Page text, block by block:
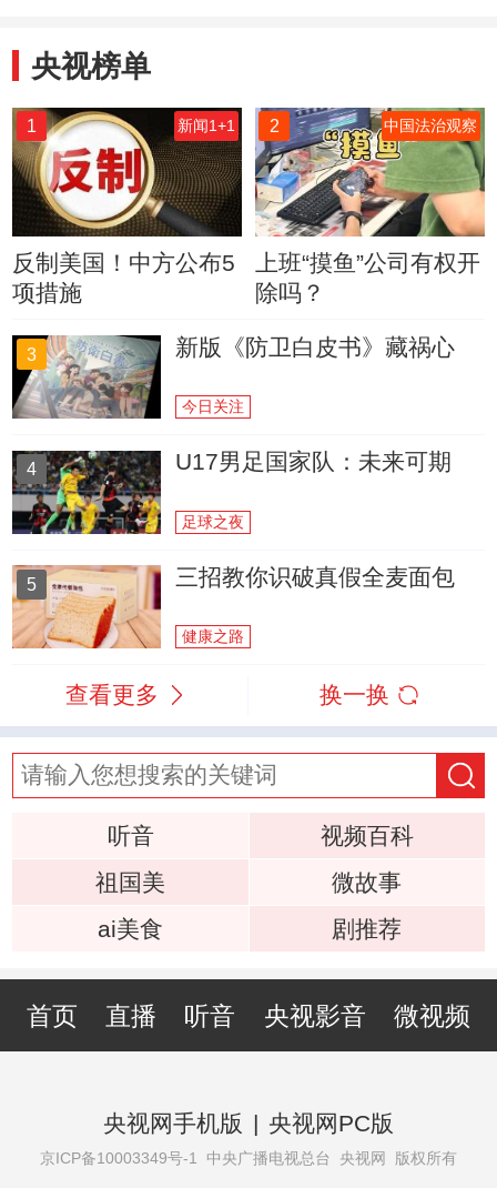
央视榜单
1 新闻1+1
反制美国！中方公布5
项措施
2 中国法治观察
上班“摸鱼”公司有权开
除吗？
3 新版《防卫白皮书》藏祸心
今日关注
4 U17男足国家队：未来可期
足球之夜
5 三招教你识破真假全麦面包
健康之路
查看更多 换一换
听音
视频百科
祖国美
微故事
ai美食
剧推荐
首页 直播 听音 央视影音 微视频
央视网手机版 | 央视网PC版
京ICP备10003349号-1 中央广播电视总台 央视网 版权所有